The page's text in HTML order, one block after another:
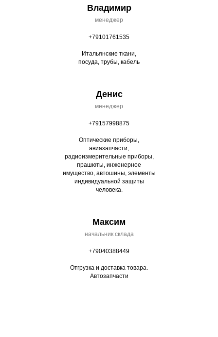
Владимир
менеджер
+79101761535
Итальянские ткани,
посуда, трубы, кабель
Денис
менеджер
+79157998875
Оптические приборы,
авиазапчасти,
радиоизмерительные приборы,
прашюты, инженерное
имущество, автошины, элементы
индивидуальной защиты
человека.
Максим
начальник склада
+79040388449
Отгрузка и доставка товара.
Автозапчасти